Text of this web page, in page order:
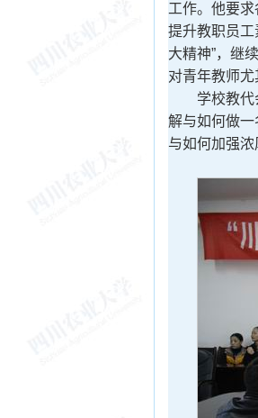
工作。他要
提升教职员工
大精神”，继
对青年教师尤
学校教代
解与如何做一
与如何加强浓